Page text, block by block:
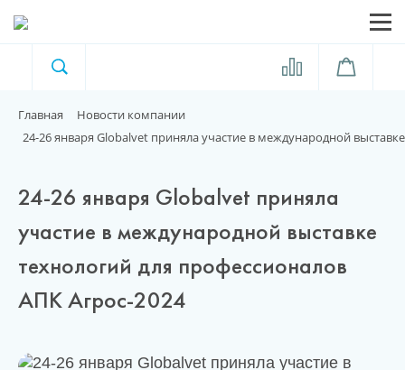
Моющие и дезинфицирующие
Оборудование для дезинфекции
Профессиональный уборочный
инвентарь FBK
Профессиональный уборочный
Главная
Новости компании
24-26 января Globalvet приняла участие в международной
24-26 января Globalvet приняла
участие в международной выставке
технологий для профессионалов
АПК Агрос-2024